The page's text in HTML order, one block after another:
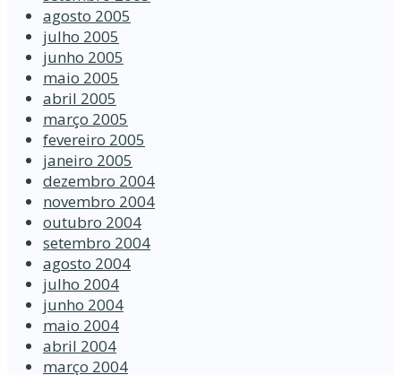
agosto 2005
julho 2005
junho 2005
maio 2005
abril 2005
março 2005
fevereiro 2005
janeiro 2005
dezembro 2004
novembro 2004
outubro 2004
setembro 2004
agosto 2004
julho 2004
junho 2004
maio 2004
abril 2004
março 2004